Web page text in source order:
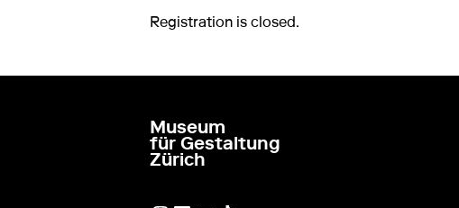
Registration is closed.
go to homepage
Museum
für Gestaltung
Zürich